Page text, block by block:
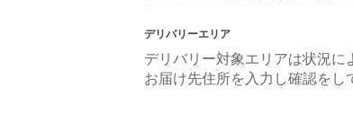
デリバリーエリア
デリバリー対象エリアは状況に
お届け先住所を入力し確認をし